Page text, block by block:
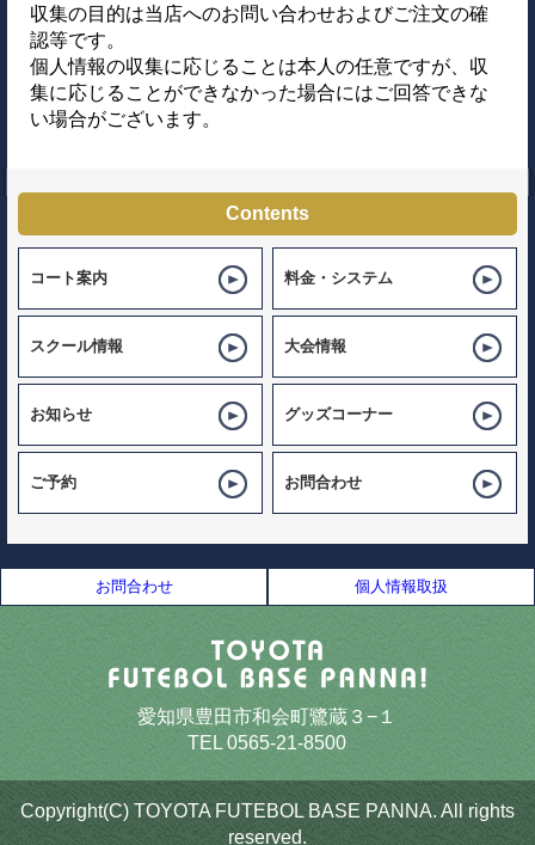
収集の目的は当店へのお問い合わせおよびご注文の確
認等です。
個人情報の収集に応じることは本人の任意ですが、収
集に応じることができなかった場合にはご回答できな
い場合がございます。
Contents
コート案内 料金・システム
スクール情報 大会情報
お知らせ グッズコーナー
ご予約 お問合わせ
愛知県豊田市和会町鷺蔵３−１
TEL 0565-21-8500
お問合わせ 個人情報取扱
Copyright(C) TOYOTA FUTEBOL BASE PANNA. All rights
reserved.